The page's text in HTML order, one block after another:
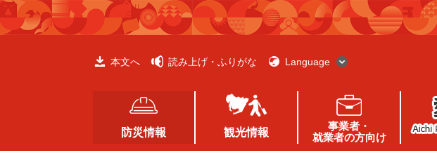
ペ
ー
メ
ニ
本文へ 読み上げ・ふりがな Language
防災情報 観光情報
事業者・
就業者の方向け